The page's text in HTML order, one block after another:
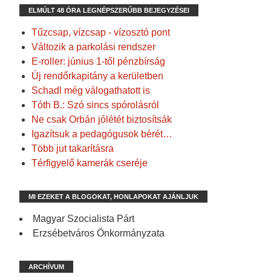
ELMÚLT 48 ÓRA LEGNÉPSZERŰBB BEJEGYZÉSEI
Tűzcsap, vízcsap - vízosztó pont
Változik a parkolási rendszer
E-roller: június 1-től pénzbírság
Új rendőrkapitány a kerületben
Schadl még válogathatott is
Tóth B.: Szó sincs spórolásról
Ne csak Orbán jólétét biztosítsák
Igazítsuk a pedagógusok bérét…
Több jut takarításra
Térfigyelő kamerák cseréje
MI EZEKET A BLOGOKAT, HONLAPOKAT AJÁNLJUK
Magyar Szocialista Párt
Erzsébetváros Önkormányzata
ARCHÍVUM